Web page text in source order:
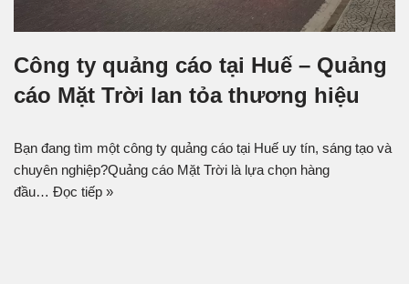
Công ty quảng cáo tại Huế – Quảng
cáo Mặt Trời lan tỏa thương hiệu
Bạn đang tìm một công ty quảng cáo tại Huế uy tín, sáng tạo và
chuyên nghiệp?Quảng cáo Mặt Trời là lựa chọn hàng
đầu… Đọc tiếp »